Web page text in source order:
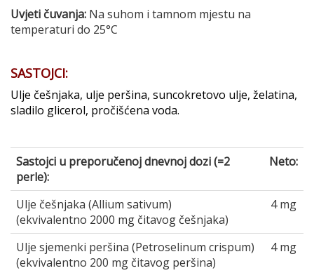
Uvjeti čuvanja: Na suhom i tamnom mjestu na
temperaturi do 25°C
SASTOJCI:
Ulje češnjaka, ulje peršina, suncokretovo ulje, želatina,
sladilo glicerol, pročišćena voda.
Sastojci u preporučenoj dnevnoj dozi (=2
perle):
Neto:
Ulje češnjaka (Allium sativum)
(ekvivalentno 2000 mg čitavog češnjaka)
4 mg
Ulje sjemenki peršina (Petroselinum crispum)
(ekvivalentno 200 mg čitavog peršina)
4 mg